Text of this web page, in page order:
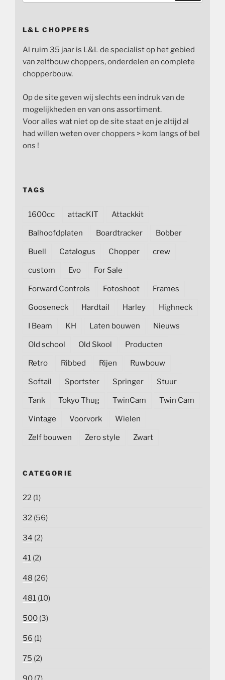
L&L CHOPPERS
Al ruim 35 jaar is L&L de specialist op het gebied
van zelfbouw choppers, onderdelen en complete
chopperbouw.
Op de site geven wij slechts een indruk van de
mogelijkheden en van ons assortiment.
Voor alles wat niet op de site staat en je altijd al
had willen weten over choppers > kom langs of bel
ons !
TAGS
1600cc attacKIT Attackkit
Balhoofdplaten Boardtracker Bobber
Buell Catalogus Chopper crew
custom Evo For Sale
Forward Controls Fotoshoot Frames
Gooseneck Hardtail Harley Highneck
I Beam KH Laten bouwen Nieuws
Old school Old Skool Producten
Retro Ribbed Rijen Ruwbouw
Softail Sportster Springer Stuur
Tank Tokyo Thug TwinCam Twin Cam
Vintage Voorvork Wielen
Zelf bouwen Zero style Zwart
CATEGORIE
22 (1)
32 (56)
34 (2)
41 (2)
48 (26)
481 (10)
500 (3)
56 (1)
75 (2)